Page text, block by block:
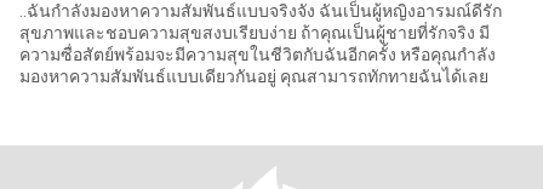
..ฉันกำลังมองหาความสัมพันธ์แบบจริงจัง ฉันเป็นผู้หญิงอารมณ์ดีรัก
สุขภาพและชอบความสุขสงบเรียบง่าย ถ้าคุณเป็นผู้ชายที่รักจริง มี
ความซื่อสัตย์พร้อมจะมีความสุขในชีวิตกับฉันอีกครั้ง หรือคุณกำลัง
มองหาความสัมพันธ์แบบเดียวกันอยู่ คุณสามารถทักทายฉันได้เลย